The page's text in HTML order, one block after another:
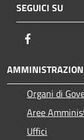
SEGUICI SU
Organi di
Aree
Uffici